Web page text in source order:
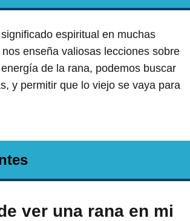
espiritual en muchas
enseña valiosas lecciones sobre
de la rana, podemos buscar
y permitir que lo viejo se vaya para
ver una rana en mi